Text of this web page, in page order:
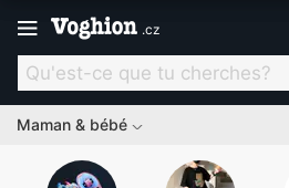
.cz
Maman & bébé